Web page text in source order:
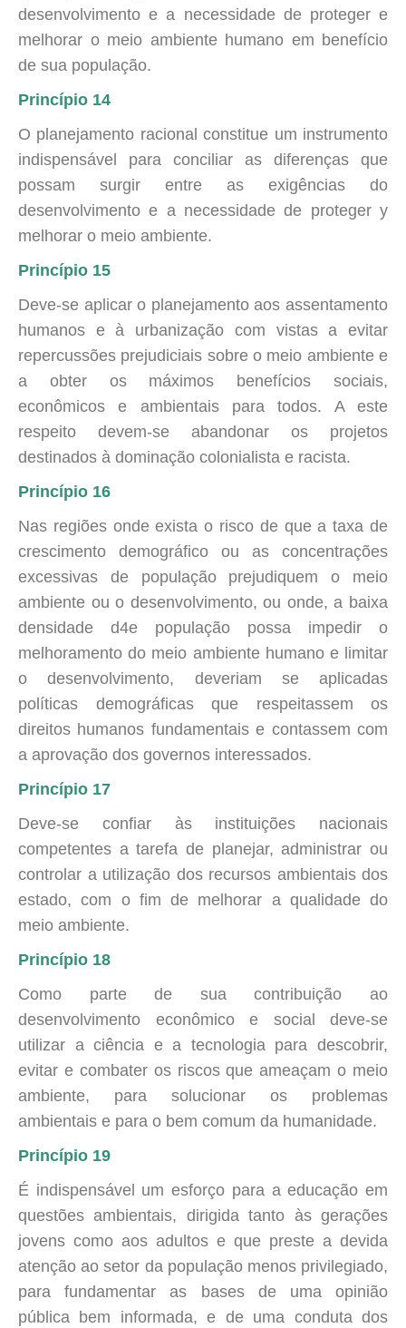
desenvolvimento e a necessidade de proteger e
melhorar o meio ambiente humano em benefício
de sua população.
Princípio 14
O planejamento racional constitue um instrumento
indispensável para conciliar as diferenças que
possam surgir entre as exigências do
desenvolvimento e a necessidade de proteger y
melhorar o meio ambiente.
Princípio 15
Deve-se aplicar o planejamento aos assentamento
humanos e à urbanização com vistas a evitar
repercussões prejudiciais sobre o meio ambiente e
a obter os máximos benefícios sociais,
econômicos e ambientais para todos. A este
respeito devem-se abandonar os projetos
destinados à dominação colonialista e racista.
Princípio 16
Nas regiões onde exista o risco de que a taxa de
crescimento demográfico ou as concentrações
excessivas de população prejudiquem o meio
ambiente ou o desenvolvimento, ou onde, a baixa
densidade d4e população possa impedir o
melhoramento do meio ambiente humano e limitar
o desenvolvimento, deveriam se aplicadas
políticas demográficas que respeitassem os
direitos humanos fundamentais e contassem com
a aprovação dos governos interessados.
Princípio 17
Deve-se confiar às instituições nacionais
competentes a tarefa de planejar, administrar ou
controlar a utilização dos recursos ambientais dos
estado, com o fim de melhorar a qualidade do
meio ambiente.
Princípio 18
Como parte de sua contribuição ao
desenvolvimento econômico e social deve-se
utilizar a ciência e a tecnologia para descobrir,
evitar e combater os riscos que ameaçam o meio
ambiente, para solucionar os problemas
ambientais e para o bem comum da humanidade.
Princípio 19
É indispensável um esforço para a educação em
questões ambientais, dirigida tanto às gerações
jovens como aos adultos e que preste a devida
atenção ao setor da população menos privilegiado,
para fundamentar as bases de uma opinião
pública bem informada, e de uma conduta dos